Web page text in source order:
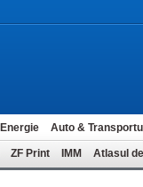
Energie Auto &
ZF Print IMM Atlasul